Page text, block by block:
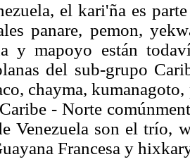
el kari'ña es
panare, pemon,
y mapoyo están
del sub-grupo
chayma,
- Norte
Venezuela son el trío,
Francesa y